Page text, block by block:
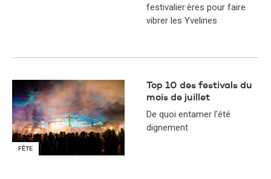
festivalier·ères pour faire
vibrer les Yvelines
FÊTE
Top 10 des festivals du
mois de juillet
De quoi entamer l'été
dignement